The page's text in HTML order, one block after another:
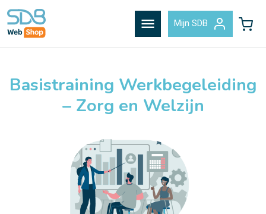
menu Mijn SDB
Basistraining Werkbegeleiding
– Zorg en Welzijn